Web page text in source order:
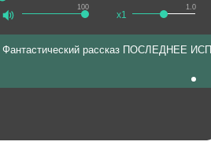
100 1.0
x1
Фантастический рассказ ПОСЛЕДНЕЕ